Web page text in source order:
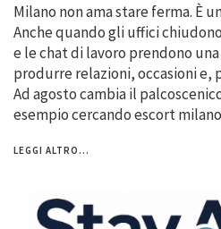
Milano non ama stare ferma. È
Anche quando gli uffici
e le chat di lavoro prendono
produrre relazioni, occasioni e,
Ad agosto cambia il
esempio cercando escort
LEGGI ALTRO...